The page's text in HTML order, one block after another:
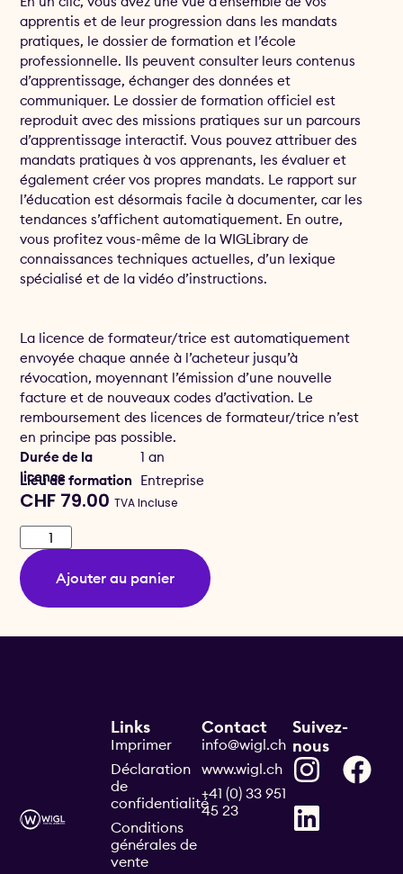
apprentis et de leur progression dans les mandats
pratiques, le dossier de formation et l’école
professionnelle. Ils peuvent consulter leurs contenus
d’apprentissage, échanger des données et
communiquer. Le dossier de formation officiel est
reproduit avec des missions pratiques sur un parcours
d’apprentissage interactif. Vous pouvez attribuer des
mandats pratiques à vos apprenants, les évaluer et
également créer vos propres mandats. Le rapport sur
l’éducation est désormais facile à documenter, car les
tendances s’affichent automatiquement. En outre,
vous profitez vous-même de la WIGLibrary de
connaissances techniques actuelles, d’un lexique
spécialisé et de la vidéo d’instructions.
La licence de formateur/trice est automatiquement
envoyée chaque année à l’acheteur jusqu’à
révocation, moyennant l’émission d’une nouvelle
facture et de nouveaux codes d’activation. Le
remboursement des licences de formateur/trice n’est
en principe pas possible.
Durée de la
licence
1 an
Lieu de formation Entreprise
CHF 79.00 TVA Incluse
Ajouter au panier
Contact
info@wigl.ch
www.wigl.ch
+41 (0) 33 951
45 23
Links
Imprimer
Déclaration
de
confidentialité
Conditions
générales de
vente
Suivez-
nous